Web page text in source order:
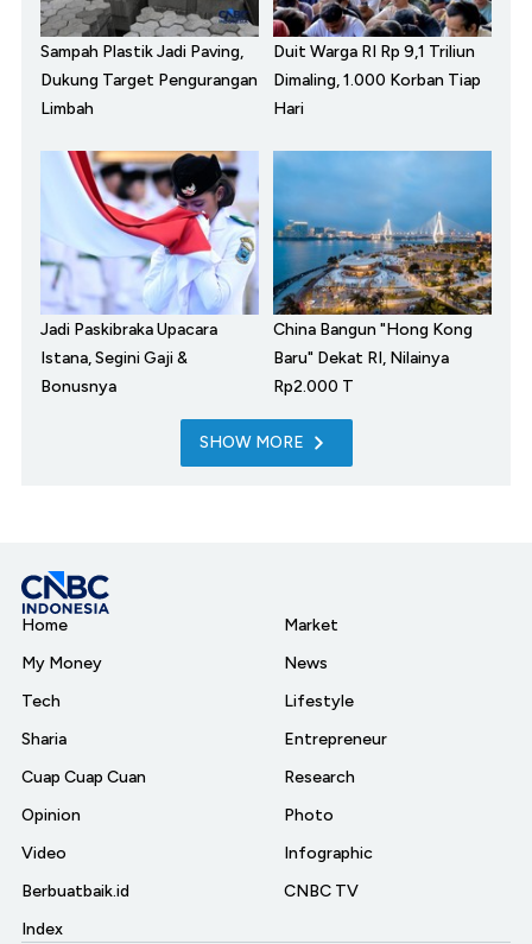
Sampah Plastik Jadi Paving,
Dukung Target Pengurangan
Limbah
Duit Warga RI Rp 9,1 Triliun
Dimaling, 1.000 Korban Tiap
Hari
Jadi Paskibraka Upacara
Istana, Segini Gaji &
Bonusnya
China Bangun "Hong Kong
Baru" Dekat RI, Nilainya
Rp2.000 T
SHOW MORE
Home
My Money
Tech
Sharia
Cuap Cuap Cuan
Opinion
Video
Berbuatbaik.id
Index
Market
News
Lifestyle
Entrepreneur
Research
Photo
Infographic
CNBC TV